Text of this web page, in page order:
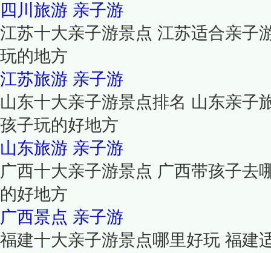
四川旅游 亲子游
江苏十大亲子游景点 江苏适合亲子
玩的地方
江苏旅游 亲子游
山东十大亲子游景点排名 山东亲子
孩子玩的好地方
山东旅游 亲子游
广西十大亲子游景点 广西带孩子去
的好地方
广西景点 亲子游
福建十大亲子游景点哪里好玩 福建